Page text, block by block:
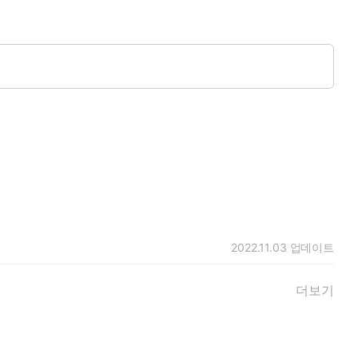
2022.11.03 업데이트
더보기